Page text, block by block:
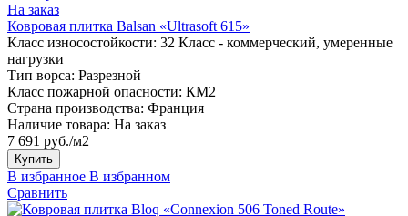
На заказ
Ковровая плитка Balsan «Ultrasoft 615»
Класс износостойкости: 32 Класс - коммерческий, умеренные
нагрузки
Тип ворса: Разрезной
Класс пожарной опасности: КМ2
Страна производства: Франция
Наличие товара: На заказ
7 691 руб./м2
Купить
В избранное В избранном
Сравнить